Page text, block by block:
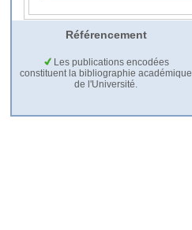
Référencement
Les publications encodées
constituent la bibliographie académique
de l'Université.